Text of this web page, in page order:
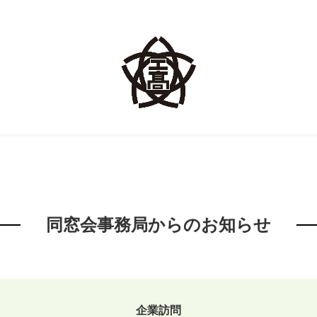
同窓会事務局からのお知らせ
企業訪問